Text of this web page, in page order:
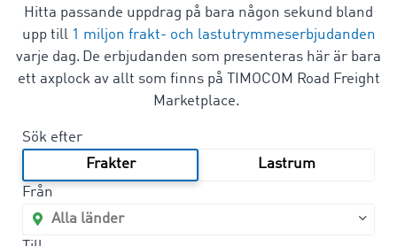
Hitta passande uppdrag på bara någon sekund bland
upp till 1 miljon frakt- och lastutrymmeserbjudanden
varje dag. De erbjudanden som presenteras här är bara
ett axplock av allt som finns på TIMOCOM Road Freight
Marketplace.
Sök efter
Frakter
Lastrum
Från